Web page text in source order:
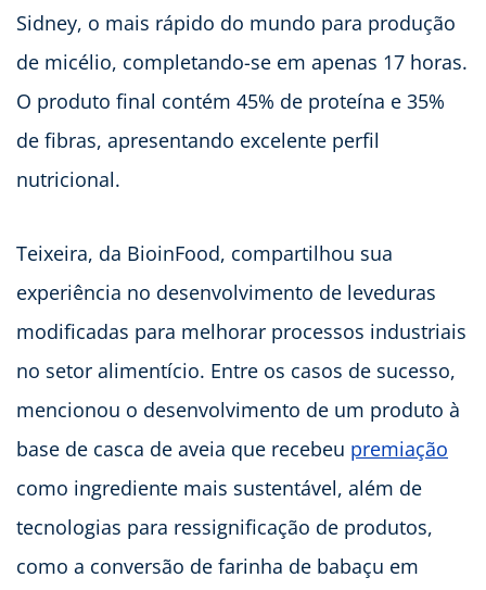
Sidney, o mais rápido do mundo para produção
de micélio, completando-se em apenas 17 horas.
O produto final contém 45% de proteína e 35%
de fibras, apresentando excelente perfil
nutricional.
Teixeira, da BioinFood, compartilhou sua
experiência no desenvolvimento de leveduras
modificadas para melhorar processos industriais
no setor alimentício. Entre os casos de sucesso,
mencionou o desenvolvimento de um produto à
base de casca de aveia que recebeu premiação
como ingrediente mais sustentável, além de
tecnologias para ressignificação de produtos,
como a conversão de farinha de babaçu em